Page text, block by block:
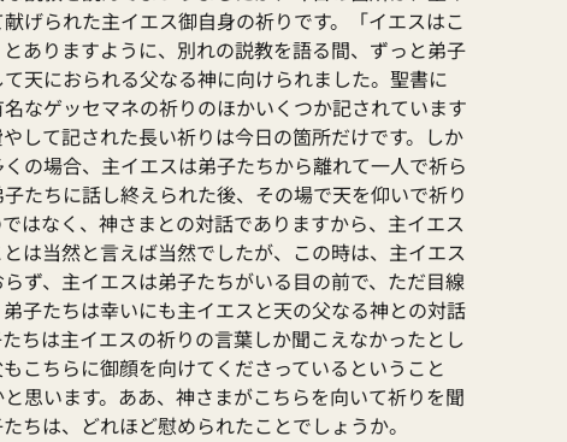
げられた主イエス御自身の祈りです。「イエスはこ
ありますように、別れの説教を語る間、ずっと弟子
天におられる父なる神に向けられました。聖書に
なゲッセマネの祈りのほかいくつか記されています
して記された長い祈りは今日の箇所だけです。しか
の場合、主イエスは弟子たちから離れて一人で祈ら
たちに話し終えられた後、その場で天を仰いで祈り
はなく、神さまとの対話でありますから、主イエス
は当然と言えば当然でしたが、この時は、主イエス
ず、主イエスは弟子たちがいる目の前で、ただ目線
子たちは幸いにも主イエスと天の父なる神との対話
ちは主イエスの祈りの言葉しか聞こえなかったとし
こちらに御顔を向けてくださっているということ
思います。ああ、神さまがこちらを向いて祈りを聞
ちは、どれほど慰められたことでしょうか。